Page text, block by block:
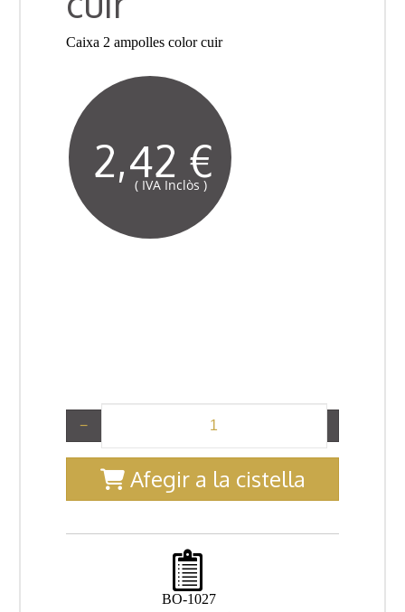
Caixa 2 ampolles color cuir
2,42 €
( IVA Inclòs )
−
Afegir a la cistella
BO-1027